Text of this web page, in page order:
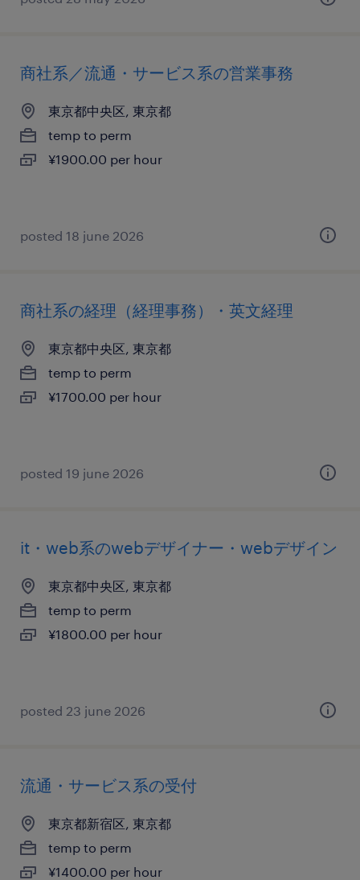
商社系／流通・サービス系の営業事務
東京都中央区, 東京都
temp to perm
¥1900.00 per hour
posted 18 june 2026
商社系の経理（経理事務）・英文経理
東京都中央区, 東京都
temp to perm
¥1700.00 per hour
posted 19 june 2026
it・web系のwebデザイナー・webデザイン
東京都中央区, 東京都
temp to perm
¥1800.00 per hour
posted 23 june 2026
流通・サービス系の受付
東京都新宿区, 東京都
temp to perm
¥1400.00 per hour